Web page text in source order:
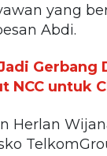
yang
Abdi.
NCC untuk
Herlan